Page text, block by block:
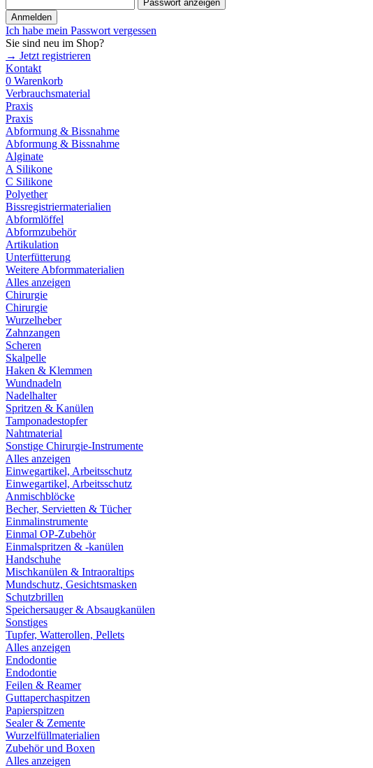
Passwort anzeigen
Anmelden
Ich habe mein Passwort vergessen
Sie sind neu im Shop?
→ Jetzt registrieren
Kontakt
0 Warenkorb
Verbrauchsmaterial
Praxis
Praxis
Abformung & Bissnahme
Abformung & Bissnahme
Alginate
A Silikone
C Silikone
Polyether
Bissregistriermaterialien
Abformlöffel
Abformzubehör
Artikulation
Unterfütterung
Weitere Abformmaterialien
Alles anzeigen
Chirurgie
Chirurgie
Wurzelheber
Zahnzangen
Scheren
Skalpelle
Haken & Klemmen
Wundnadeln
Nadelhalter
Spritzen & Kanülen
Tamponadestopfer
Nahtmaterial
Sonstige Chirurgie-Instrumente
Alles anzeigen
Einwegartikel, Arbeitsschutz
Einwegartikel, Arbeitsschutz
Anmischblöcke
Becher, Servietten & Tücher
Einmalinstrumente
Einmal OP-Zubehör
Einmalspritzen & -kanülen
Handschuhe
Mischkanülen & Intraoraltips
Mundschutz, Gesichtsmasken
Schutzbrillen
Speichersauger & Absaugkanülen
Sonstiges
Tupfer, Watterollen, Pellets
Alles anzeigen
Endodontie
Endodontie
Feilen & Reamer
Guttaperchaspitzen
Papierspitzen
Sealer & Zemente
Wurzelfüllmaterialien
Zubehör und Boxen
Alles anzeigen